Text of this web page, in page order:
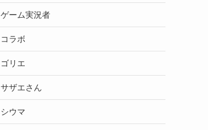
ゲーム実況者
コラボ
ゴリエ
サザエさん
シウマ